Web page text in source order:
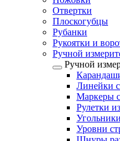
Отвертки
Плоскогубцы
Рубанки
Рукоятки и
Ручной
Ручной
Линейки
Маркеры
Рулетки
Угольники
Уровни